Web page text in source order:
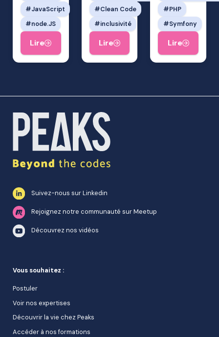
JavaScript
node.JS
Lire
Clean Code
inclusivité
Lire
PHP
Symfony
Lire
Suivez-nous sur Linkedin
Rejoignez notre communauté sur Meetup
Découvrez nos vidéos
Vous souhaitez :
Postuler
Voir nos expertises
Découvrir la vie chez Peaks
Accéder à nos formations